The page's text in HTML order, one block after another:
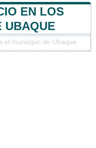
EN LOS
UBAQUE
el municipio de Ubaque